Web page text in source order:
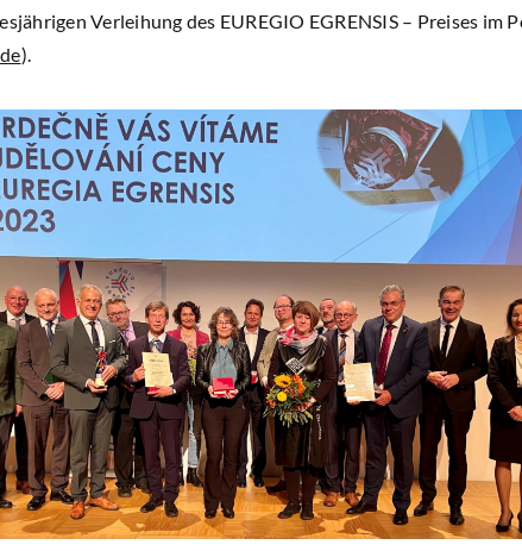
Verleihung des EUREGIO EGRENSIS – Preises im
).